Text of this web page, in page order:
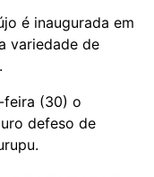
é inaugurada em
variedade de
feira (30) o
defeso de